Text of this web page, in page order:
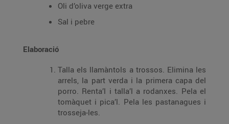
Oli d’oliva verge extra
Sal i pebre
Elaboració
Talla els llamàntols a trossos. Elimina les
arrels, la part verda i la primera capa del
porro. Renta’l i talla’l a rodanxes. Pela el
tomàquet i pica’l. Pela les pastanagues i
trosseja-les.